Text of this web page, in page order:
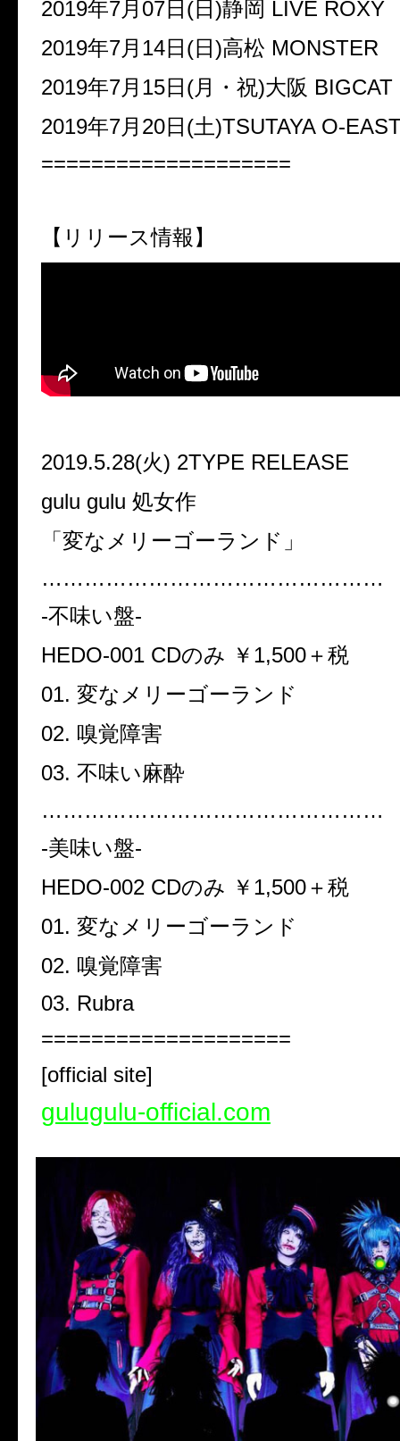
2019年7月07日(日)静岡 LIVE ROXY
2019年7月14日(日)高松 MONSTER
2019年7月15日(月・祝)大阪 BIGCAT
2019年7月20日(土)TSUTAYA O-
====================
【リリース情報】
2019.5.28(火) 2TYPE RELEASE
gulu gulu 処女作
「変なメリーゴーランド」
…………………………………………
-不味い盤-
HEDO-001 CDのみ ￥1,500＋税
01. 変なメリーゴーランド
02. 嗅覚障害
03. 不味い麻酔
…………………………………………
-美味い盤-
HEDO-002 CDのみ ￥1,500＋税
01. 変なメリーゴーランド
02. 嗅覚障害
03. Rubra
====================
[official site]
gulugulu-official.com